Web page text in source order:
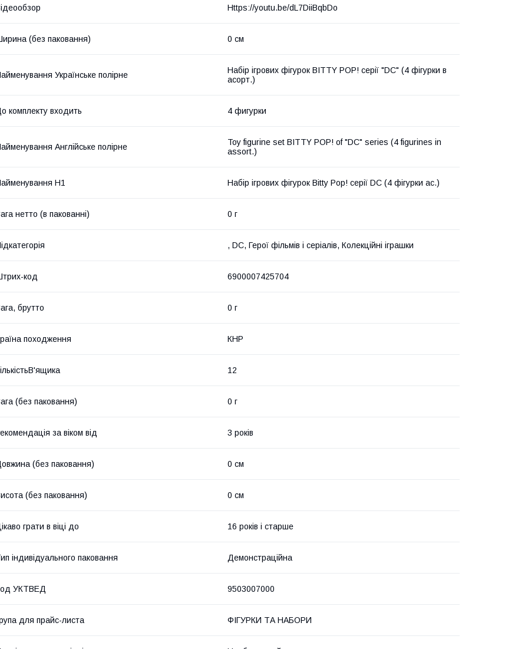
Https://youtu.be/dL7DiiBqbDo
(без паковання) 0 см
Українське полірне
Набір ігрових фігурок BITTY POP! серії "DC" (4 фігурки в
асорт.)
комплекту входить 4 фигурки
Англійське полірне
Toy figurine set BITTY POP! of "DC" series (4 figurines in
assort.)
Н1 Набір ігрових фігурок Bitty Pop! серії DC (4 фігурки ас.)
нетто (в пакованні) 0 г
, DC, Герої фільмів і серіалів, Колекційні іграшки
код 6900007425704
брутто 0 г
походження КНР
12
(без паковання) 0 г
за віком від 3 років
(без паковання) 0 см
(без паковання) 0 см
грати в віці до 16 років і старше
індивідуального паковання Демонстраційна
УКТВЕД 9503007000
для прайс-листа ФІГУРКИ ТА НАБОРИ